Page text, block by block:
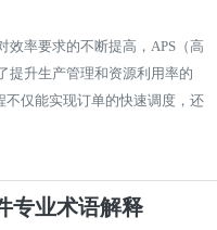
效率要求的不断提高，APS（高
提升生产管理和资源利用率的
不仅能实现订单的快速调度，还
专业术语解释